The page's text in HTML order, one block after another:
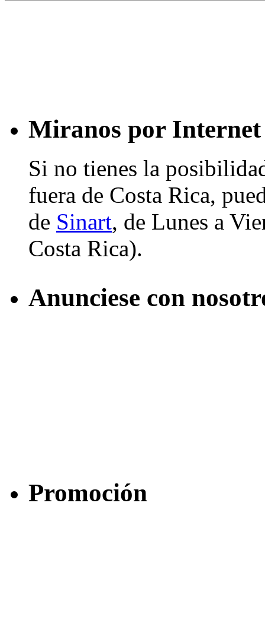
Miranos por Internet
Si no tienes la
fuera de Costa Rica,
de Sinart, de Lunes a
Costa Rica).
Anunciese con
Promoción